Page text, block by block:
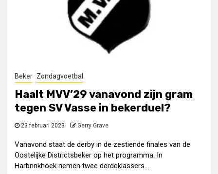
Beker Zondagvoetbal
Haalt MVV’29 vanavond zijn gram
tegen SV Vasse in bekerduel?
23 februari 2023 Gerry Grave
Vanavond staat de derby in de zestiende finales van de
Oostelijke Districtsbeker op het programma. In
Harbrinkhoek nemen twee derdeklassers...